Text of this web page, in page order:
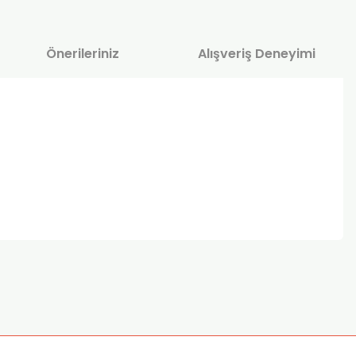
Önerileriniz Alışveriş Deneyimi